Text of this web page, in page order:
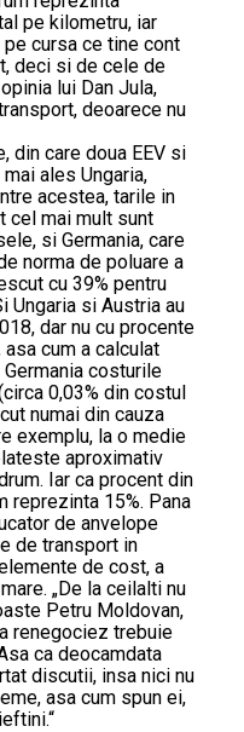
pe kilometru, iar
cursa ce tine cont
deci si de cele de
lui Dan Jula,
deoarece nu
din care doua EEV si
ales Ungaria,
acestea, tarile in
cel mai mult sunt
si Germania, care
norma de poluare a
cu 39% pentru
Ungaria si Austria au
dar nu cu procente
cum a calculat
costurile
0,03% din costul
numai din cauza
exemplu, la o medie
aproximativ
Iar ca procent din
15%. Pana
de anvelope
de transport in
de cost, a
„De la ceilalti nu
Petru Moldovan,
renegociez trebuie
ca deocamdata
discutii, insa nici nu
asa cum spun ei,